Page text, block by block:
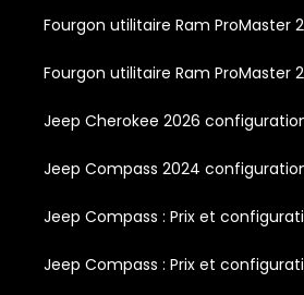
Fourgon utilitaire Ram ProMaster
Fourgon utilitaire Ram ProMaster
Jeep Cherokee 2026
Jeep Compass 2024
Jeep Compass : Prix et
Jeep Compass : Prix et